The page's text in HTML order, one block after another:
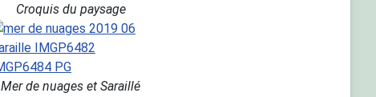
Croquis du paysage
Mer de nuages et Saraillé